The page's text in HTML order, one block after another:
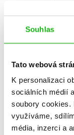
Souhlas
Tato webová
K personalizaci
sociálních médií
soubory cookies.
využíváme,
média, inzerci a
239 Kč299